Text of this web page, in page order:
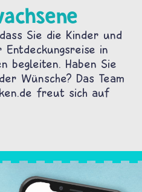
Sie die Kinder und
in
begleiten. Haben Sie
Wünsche? Das Team
freut sich auf